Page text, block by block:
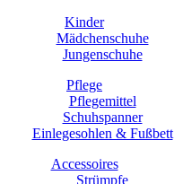
Kinder
Mädchenschuhe
Jungenschuhe
Pflege
Pflegemittel
Schuhspanner
Einlegesohlen & Fußbett
Accessoires
Strümpfe